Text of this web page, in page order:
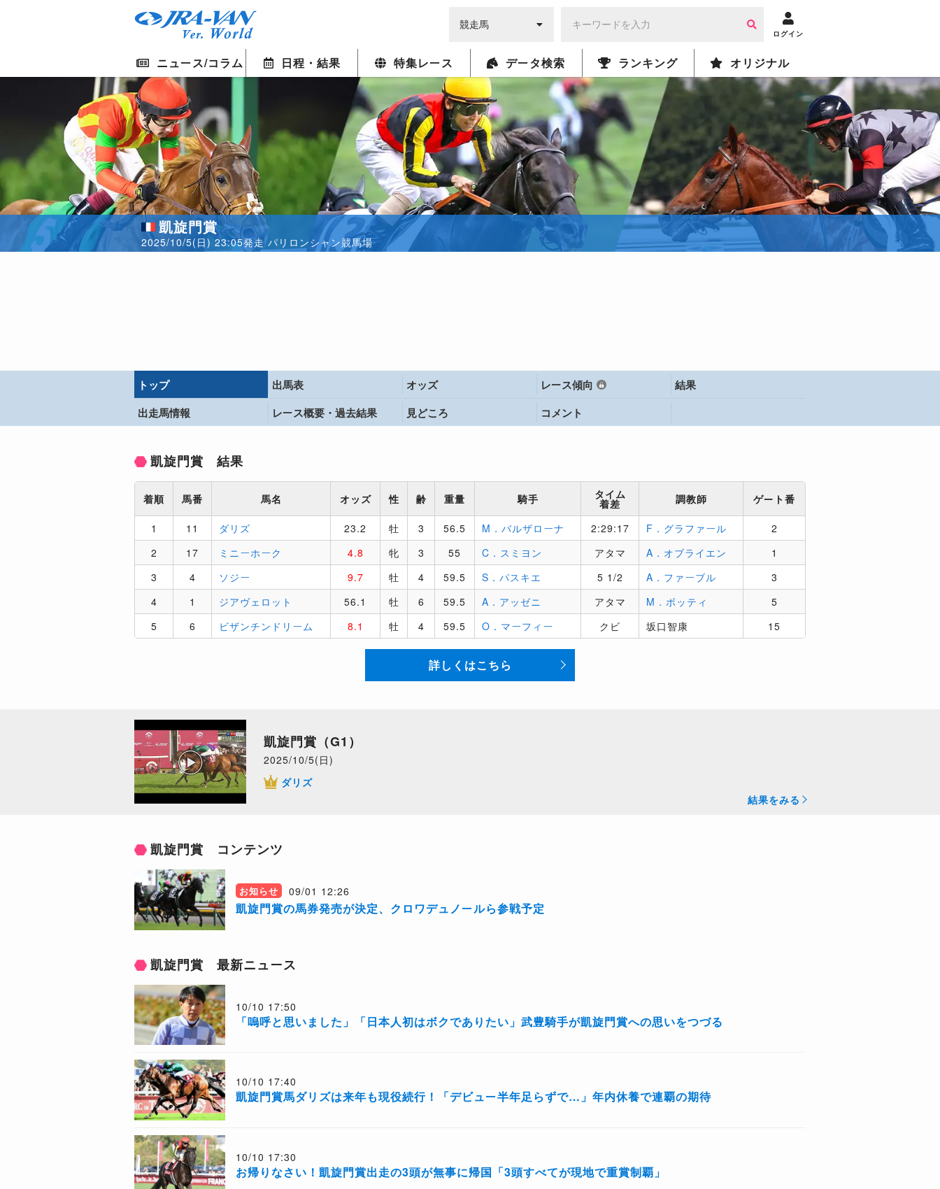
ログイン
ニュース/コラム 日程・結果 特集レース データ検索 ランキング オリジナル
凱旋門賞
2025/10/5(日) 23:05発走 パリロンシャン競馬場
トップ 出馬表 オッズ レース傾向
結果
出走馬情報
レース概要・ 過去結果 見どころ コメント
凱旋門賞 結果
着順 馬番 馬名 オッズ 性 齢 重量 騎手 タイム
着差 調教師 ゲート番
1 11 ダリズ 23.2 牡 3 56.5 M．バルザローナ 2:29:17 F．グラファール
2
2
17 ミニーホーク 4.8 牝 3 55 C．スミヨン アタマ A．オブライエン
1
3
4 ソジー 9.7 牡 4 59.5 S．パスキエ 5 1/2 A．ファーブル
3
4
1 ジアヴェロット 56.1 牡 6 59.5 A．アッゼニ アタマ M．ボッティ
5
5
6 ビザンチンドリーム 8.1 牡 4 59.5 O．マーフィー クビ 坂口智康 15
詳しくはこちら
凱旋門賞（G1）
2025/10/5(日)
ダリズ
結果をみる
凱旋門賞 コンテンツ
お知らせ 09/01 12:26
凱旋門賞の馬券発売が決定、クロワデュノールら参戦予定
凱旋門賞 最新ニュース
10/10 17:50
「嗚呼と思いました」「日本人初はボクでありたい」武豊騎手が凱旋門賞への思いをつづる
10/10 17:40
凱旋門賞馬ダリズは来年も現役続行！「デビュー半年足らずで…」年内休養で連覇の期待
10/10 17:30
お帰りなさい！凱旋門賞出走の3頭が無事に帰国「3頭すべてが現地で重賞制覇」